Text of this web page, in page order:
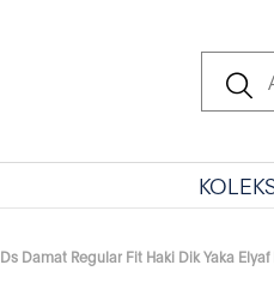
Ds Damat Regular Fit Haki Dik Yaka